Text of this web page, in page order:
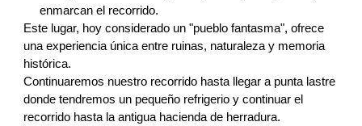
enmarcan el recorrido.
Este lugar, hoy considerado un "pueblo fantasma", ofrece
una experiencia única entre ruinas, naturaleza y memoria
histórica.
Continuaremos nuestro recorrido hasta llegar a punta lastre
donde tendremos un pequeño refrigerio y continuar el
recorrido hasta la antigua hacienda de herradura.